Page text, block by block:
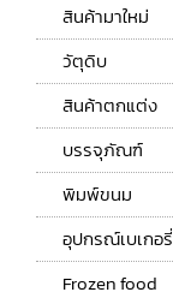
สินค้ามาใหม่
วัตุดิบ
สินค้าตกแต่ง
บรรจุภัณฑ์
พิมพ์ขนม
อุปกรณ์เบเกอรี่
Frozen food